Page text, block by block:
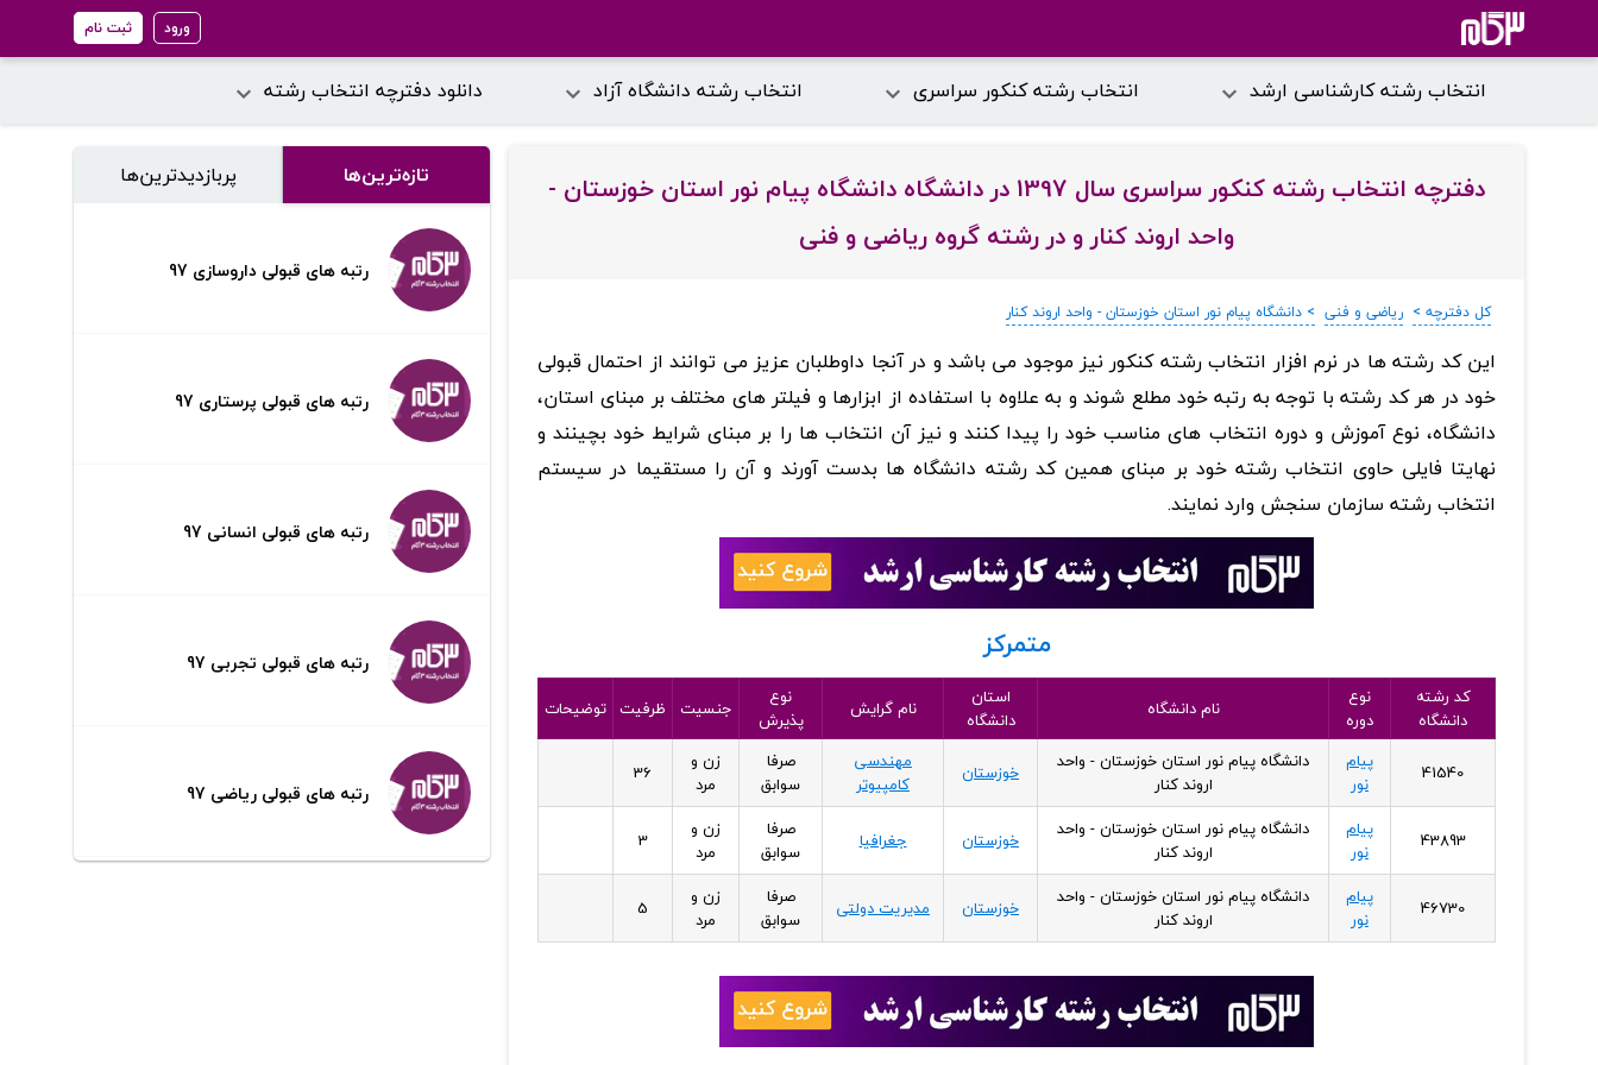
ورود ثبت نام
انتخاب رشته کارشناسی ارشد انتخاب رشته کنکور سراسری انتخاب رشته دانشگاه آزاد دانلود دفترچه انتخاب رشته
دفترچه انتخاب رشته کنکور سراسری سال 1397 در دانشگاه دانشگاه پیام نور استان خوزستان -
واحد اروند کنار و در رشته گروه ریاضی و فنی
کل دفترچه > ریاضی و فنی > دانشگاه پیام نور استان خوزستان - واحد اروند کنار
‏این کد رشته ها در نرم افزار انتخاب رشته کنکور نیز موجود می باشد و در آنجا داوطلبان عزیز می توانند از احتمال قبولی
خود در هر کد رشته با توجه به رتبه خود مطلع شوند و به علاوه با استفاده از ابزارها و فیلتر های مختلف بر مبنای استان،
دانشگاه، نوع آموزش و دوره انتخاب های مناسب خود را پیدا کنند و نیز آن انتخاب ها را بر مبنای شرایط خود بچینند و
نهایتا فایلی حاوی انتخاب رشته خود بر مبنای همین کد رشته دانشگاه ها بدست آورند و آن را مستقیما در سیستم
انتخاب رشته سازمان سنجش وارد نمایند.
متمرکز
کد رشته
دانشگاه
نوع
دوره
نام دانشگاه
استان
دانشگاه
نام گرایش
نوع
پذیرش
جنسیت ظرفیت توضیحات
41540
پیام
نور
دانشگاه پیام نور استان خوزستان - واحد
اروند کنار
خوزستان
مهندسی
کامپیوتر
صرفا
سوابق
زن و
مرد
36
43893
پیام
نور
دانشگاه پیام نور استان خوزستان - واحد
اروند کنار
خوزستان جغرافیا
صرفا
سوابق
زن و
مرد
3
46730
پیام
نور
دانشگاه پیام نور استان خوزستان - واحد
اروند کنار
خوزستان مدیریت دولتی
صرفا
سوابق
زن و
مرد
5
تازه‌ترین‌ها پر‌بازدیدترین‌ها
رتبه های قبولی داروسازی 97
رتبه های قبولی پرستاری 97
رتبه های قبولی انسانی 97
رتبه های قبولی تجربی 97
رتبه های قبولی ریاضی 97